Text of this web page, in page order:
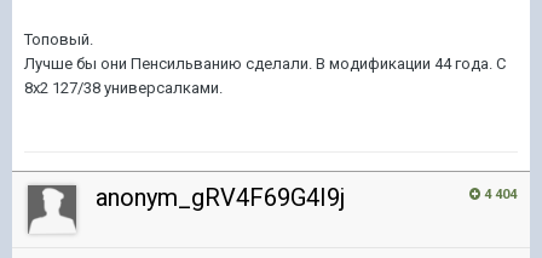
Топовый.
Лучше бы они Пенсильванию сделали. В модификации 44 года. С
8х2 127/38 универсалками.
4 404
anonym_gRV4F69G4I9j